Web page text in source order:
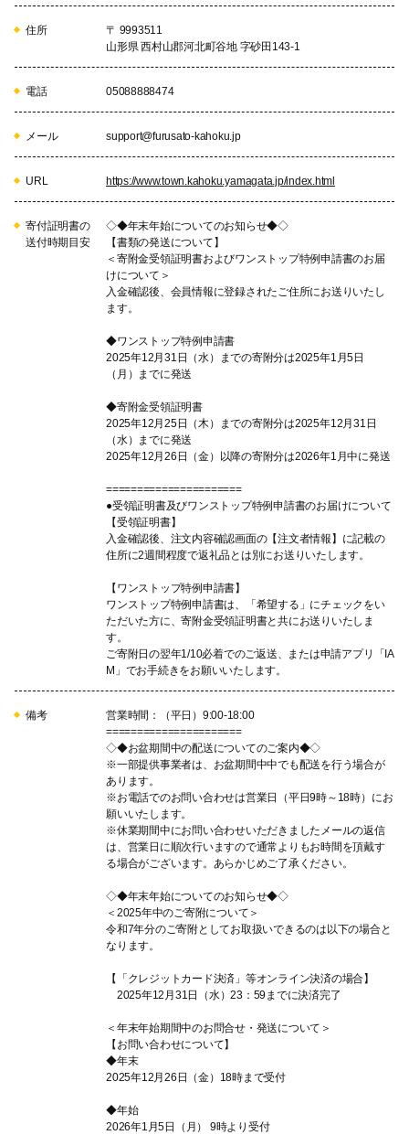
住所
〒 9993511
山形県 西村山郡河北町谷地 字砂田143-1
電話 05088888474
メール support@furusato-kahoku.jp
URL https://www.town.kahoku.yamagata.jp/index.html
寄付証明書の
送付時期目安
◇◆年末年始についてのお知らせ◆◇
【書類の発送について】
＜寄附金受領証明書およびワンストップ特例申請書のお届
けについて＞
入金確認後、会員情報に登録されたご住所にお送りいたし
ます。
◆ワンストップ特例申請書
2025年12月31日（水）までの寄附分は2025年1月5日
（月）までに発送
◆寄附金受領証明書
2025年12月25日（木）までの寄附分は2025年12月31日
（水）までに発送
2025年12月26日（金）以降の寄附分は2026年1月中に発送
======================
●受領証明書及びワンストップ特例申請書のお届けについて
【受領証明書】
入金確認後、注文内容確認画面の【注文者情報】に記載の
住所に2週間程度で返礼品とは別にお送りいたします。
【ワンストップ特例申請書】
ワンストップ特例申請書は、「希望する」にチェックをい
ただいた方に、寄附金受領証明書と共にお送りいたしま
す。
ご寄附日の翌年1/10必着でのご返送、または申請アプリ「IA
M」でお手続きをお願いいたします。
備考
営業時間：（平日）9:00-18:00
======================
◇◆お盆期間中の配送についてのご案内◆◇
※一部提供事業者は、お盆期間中中でも配送を行う場合が
あります。
※お電話でのお問い合わせは営業日（平日9時～18時）にお
願いいたします。
※休業期間中にお問い合わせいただきましたメールの返信
は、営業日に順次行いますので通常よりもお時間を頂戴す
る場合がございます。あらかじめご了承ください。
◇◆年末年始についてのお知らせ◆◇
＜2025年中のご寄附について＞
令和7年分のご寄附としてお取扱いできるのは以下の場合と
なります。
【「クレジットカード決済」等オンライン決済の場合】
2025年12月31日（水）23：59までに決済完了
＜年末年始期間中のお問合せ・発送について＞
【お問い合わせについて】
◆年末
2025年12月26日（金）18時まで受付
◆年始
2026年1月5日（月） 9時より受付